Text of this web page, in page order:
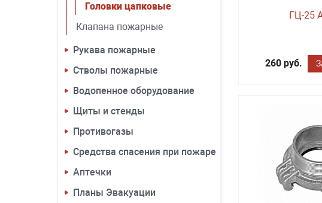
Головки цапковые
Клапана пожарные
Рукава пожарные
Стволы пожарные
Водопенное оборудование
Щиты и стенды
Противогазы
Средства спасения при пожаре
Аптечки
Планы Эвакуации
ГЦ-25
260 руб.